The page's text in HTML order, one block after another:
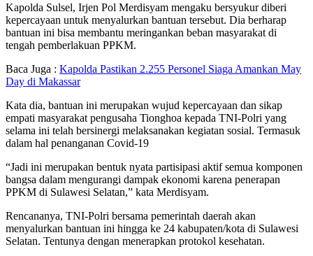
Kapolda Sulsel, Irjen Pol Merdisyam mengaku bersyukur diberi
kepercayaan untuk menyalurkan bantuan tersebut. Dia berharap
bantuan ini bisa membantu meringankan beban masyarakat di
tengah pemberlakuan PPKM.
Baca Juga : Kapolda Pastikan 2.255 Personel Siaga Amankan May
Day di Makassar
Kata dia, bantuan ini merupakan wujud kepercayaan dan sikap
empati masyarakat pengusaha Tionghoa kepada TNI-Polri yang
selama ini telah bersinergi melaksanakan kegiatan sosial. Termasuk
dalam hal penanganan Covid-19
“Jadi ini merupakan bentuk nyata partisipasi aktif semua komponen
bangsa dalam mengurangi dampak ekonomi karena penerapan
PPKM di Sulawesi Selatan,” kata Merdisyam.
Rencananya, TNI-Polri bersama pemerintah daerah akan
menyalurkan bantuan ini hingga ke 24 kabupaten/kota di Sulawesi
Selatan. Tentunya dengan menerapkan protokol kesehatan.